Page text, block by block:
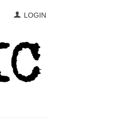
LOGIN